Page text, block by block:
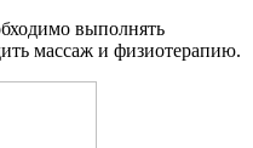
выполнять
массаж и физиотерапию.